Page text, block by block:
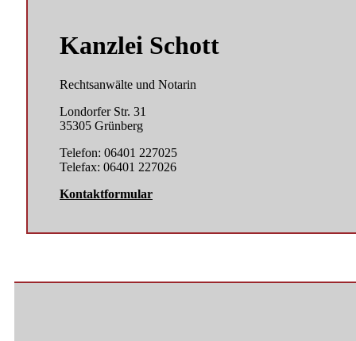
Kanzlei Schott
Rechtsanwälte und Notarin
Londorfer Str. 31
35305 Grünberg
Telefon: 06401 227025
Telefax: 06401 227026
Kontaktformular